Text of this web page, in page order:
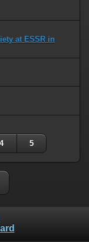
at ESSR in
4 5